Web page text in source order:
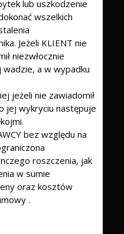
lub uszkodzenie
wszelkich
Jeżeli KLIENT nie
niezwłocznie
a w wypadku
jeżeli nie zawiadomił
jej wykryciu następuje
bez względu na
roszczenia, jak
w sumie
oraz kosztów
.